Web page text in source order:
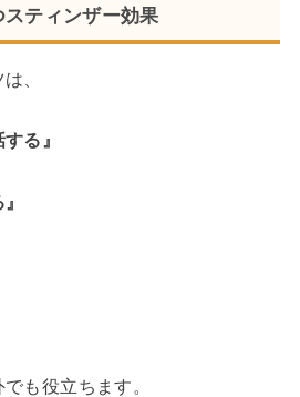
ティンザー効果
、
る』
も役立ちます。